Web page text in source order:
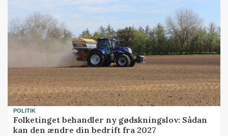
POLITIK
Folketinget behandler ny gødskningslov: Sådan
kan den ændre din bedrift fra 2027